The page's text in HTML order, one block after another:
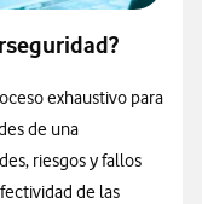
exhaustivo para
de una
riesgos y fallos
de las